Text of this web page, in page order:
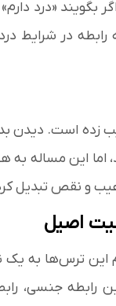
بگویند «درد
رابطه در شرایط
زده است.
این مساله
و نقص تبدیل
اصیل
این ترس‌ها به
رابطه جنسی،